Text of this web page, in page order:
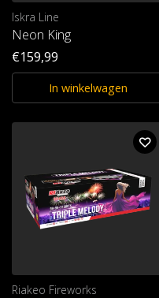
Iskra Line
Neon King
€159,99
In winkelwagen
Riakeo Fireworks